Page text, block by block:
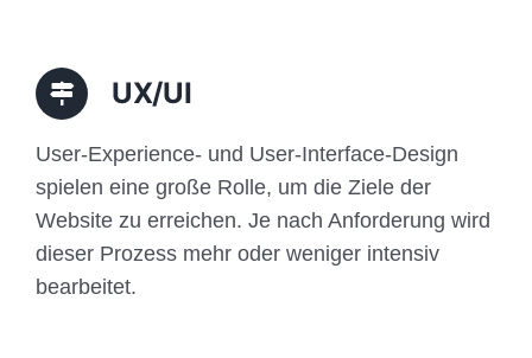
UX/UI
User-Experience- und User-Interface-Design
spielen eine große Rolle, um die Ziele der
Website zu erreichen. Je nach Anforderung wird
dieser Prozess mehr oder weniger intensiv
bearbeitet.